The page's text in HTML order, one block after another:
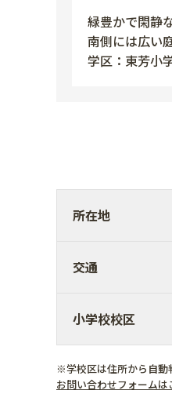
緑豊かで閑静
南側には広い
学区：東芳小
所在地
交通
小学校校区
※学校区は住所から自動
お問い合わせフォームは